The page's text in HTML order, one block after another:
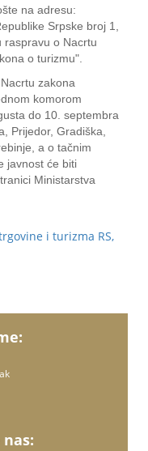
na adresu:
Srpske broj 1,
raspravu o Nacrtu
o turizmu".
zakona
komorom
do 10. septembra
Prijedor, Gradiška,
a o tačnim
javnost će biti
Ministarstva
i turizma RS,